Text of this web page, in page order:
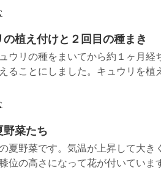
の植え付けと２回目の種まき
ウリの種をまいてから約１ヶ月経
ることにしました。キュウリを植
野菜たち
夏野菜です。気温が上昇して大き
位の高さになって花が付いていま